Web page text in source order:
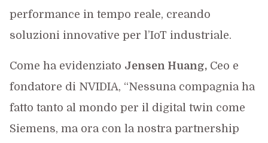
performance in tempo reale, creando
soluzioni innovative per l’IoT industriale.
Come ha evidenziato Jensen Huang,Ceo e
fondatore di NVIDIA, “Nessuna compagnia ha
fatto tanto al mondo per il digital twin come
Siemens, ma ora con la nostra partnership